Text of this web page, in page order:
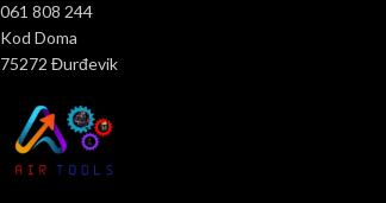
061 808 244
Kod Doma
75272 Đurđevik